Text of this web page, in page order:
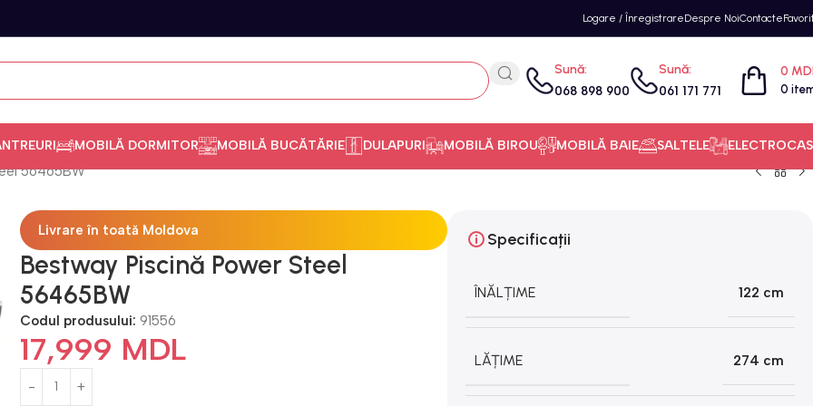
Logare / ÎnregistrareDespre NoiContacte
Sună:
068 898 900
Sună:
061 171 771 0
0
MOBILĂ DORMITOR MOBILĂ BUCĂTĂRIE DULAPURI MOBILĂ BIROU MOBILĂ BAIE SALTELE
56465BW
Livrare în toată Moldova
Bestway Piscină Power Steel
56465BW
Codul produsului:91556
17,999 MDL
Specificații
ÎNĂLȚIME 122 cm
LĂȚIME 274 cm